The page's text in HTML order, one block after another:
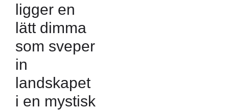
ligger en
lätt dimma
som sveper
in
landskapet
i en mystisk